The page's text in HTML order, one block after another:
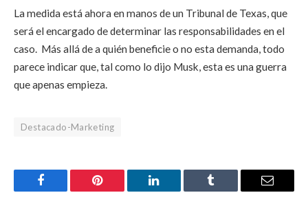
La medida está ahora en manos de un Tribunal de Texas, que
será el encargado de determinar las responsabilidades en el
caso. Más allá de a quién beneficie o no esta demanda, todo
parece indicar que, tal como lo dijo Musk, esta es una guerra
que apenas empieza.
Destacado-Marketing
Facebook Pinterest LinkedIn Tumblr Email